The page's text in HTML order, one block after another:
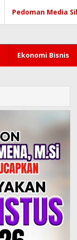
Pedoman Media
Ekonomi Bisnis